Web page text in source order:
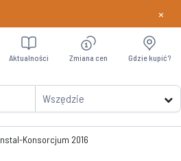
Dowiedz
×
Wszędzie
Aktualności Zmiana cen Gdzie kupić?
Konsorcjum 2016